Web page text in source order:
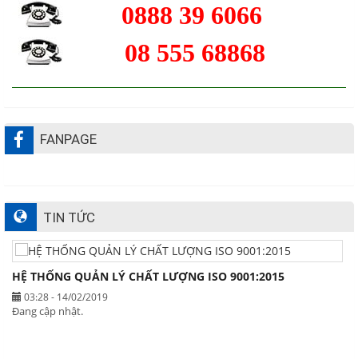
0888 39 6066
08 555 68868
FANPAGE
TIN TỨC
HỆ THỐNG QUẢN LÝ CHẤT LƯỢNG ISO 9001:2015
03:28 - 14/02/2019
Đang cập nhật.